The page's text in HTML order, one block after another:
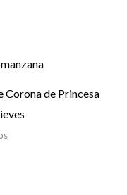
Corona de Princesa